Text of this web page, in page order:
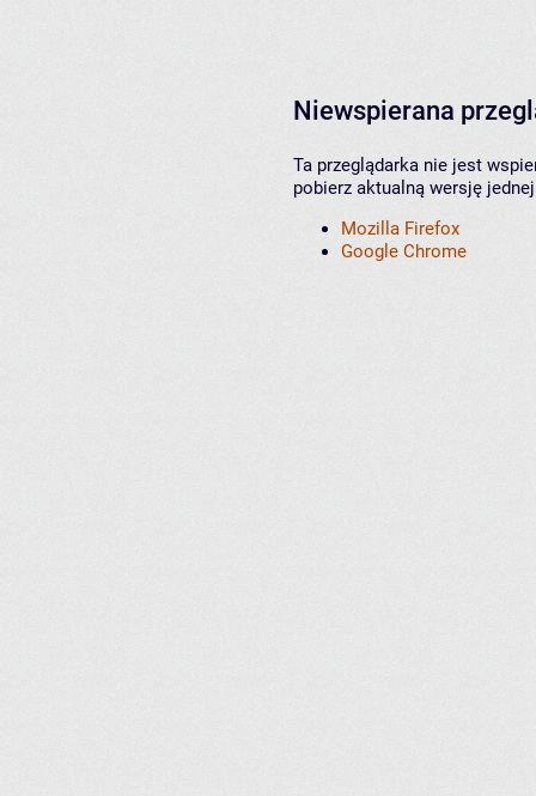
Niewspierana
Ta przeglądarka nie jest
pobierz aktualną wersję
Mozilla Firefox
Google Chrome